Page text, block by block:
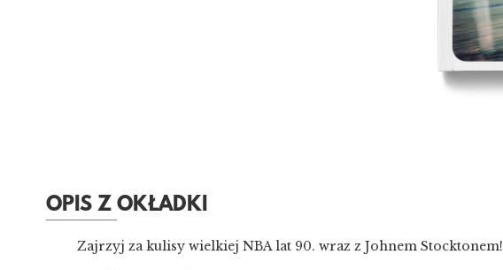
OPIS Z OKŁADKI
Zajrzyj za kulisy wielkiej NBA lat 90. wraz z Johnem Stocktonem!